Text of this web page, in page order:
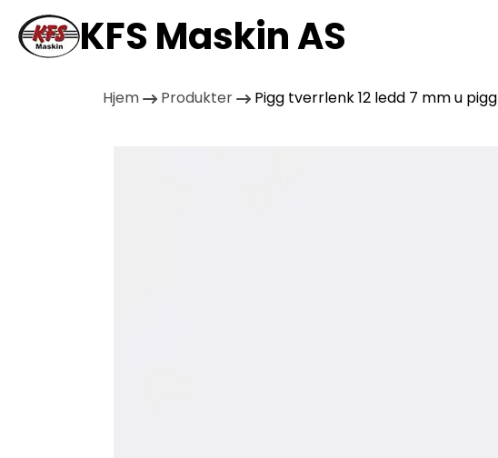
KFS Maskin AS
Hjem Produkter Pigg tverrlenk 12 ledd 7 mm u pigg